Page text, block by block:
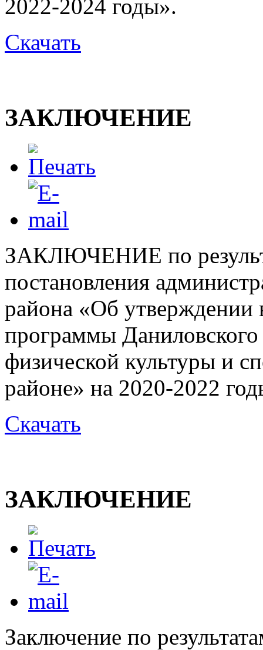
2022-2024 годы».
Скачать
ЗАКЛЮЧЕНИЕ
ЗАКЛЮЧЕНИЕ по
постановления
района «Об утверждении
программы
физической культуры и
районе» на 2020-2022
Скачать
ЗАКЛЮЧЕНИЕ
Заключение по